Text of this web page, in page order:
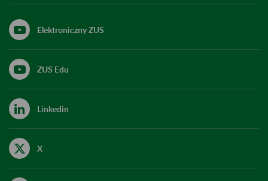
Elektroniczny ZUS
ZUS Edu
Linkedin
X